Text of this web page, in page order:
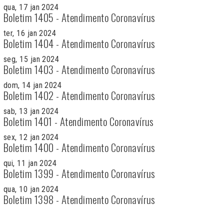
qua, 17 jan 2024
Boletim 1405 - Atendimento Coronavírus
ter, 16 jan 2024
Boletim 1404 - Atendimento Coronavírus
seg, 15 jan 2024
Boletim 1403 - Atendimento Coronavírus
dom, 14 jan 2024
Boletim 1402 - Atendimento Coronavírus
sab, 13 jan 2024
Boletim 1401 - Atendimento Coronavírus
sex, 12 jan 2024
Boletim 1400 - Atendimento Coronavírus
qui, 11 jan 2024
Boletim 1399 - Atendimento Coronavírus
qua, 10 jan 2024
Boletim 1398 - Atendimento Coronavírus